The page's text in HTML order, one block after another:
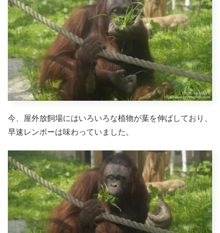
今、屋外放飼場にはいろいろな植物が葉を伸ばしており、
早速レンボーは味わっていました。